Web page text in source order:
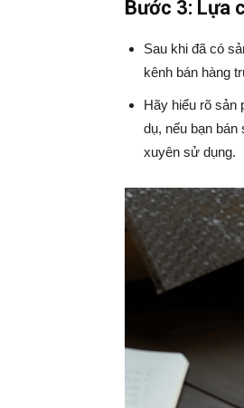
Bước 3: Lựa
Sau khi đã có
kênh bán hàng
Hãy hiểu rõ sản
dụ, nếu bạn
xuyên sử dụng.